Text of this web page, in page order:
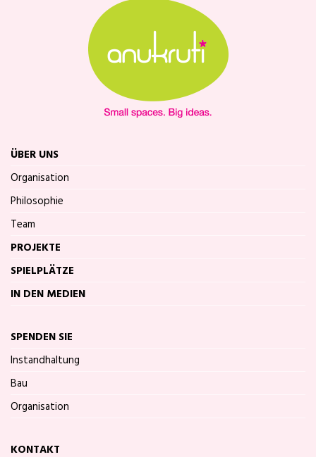
ÜBER UNS
Organisation
Philosophie
Team
PROJEKTE
SPIELPLÄTZE
IN DEN MEDIEN
SPENDEN SIE
Instandhaltung
Bau
Organisation
KONTAKT